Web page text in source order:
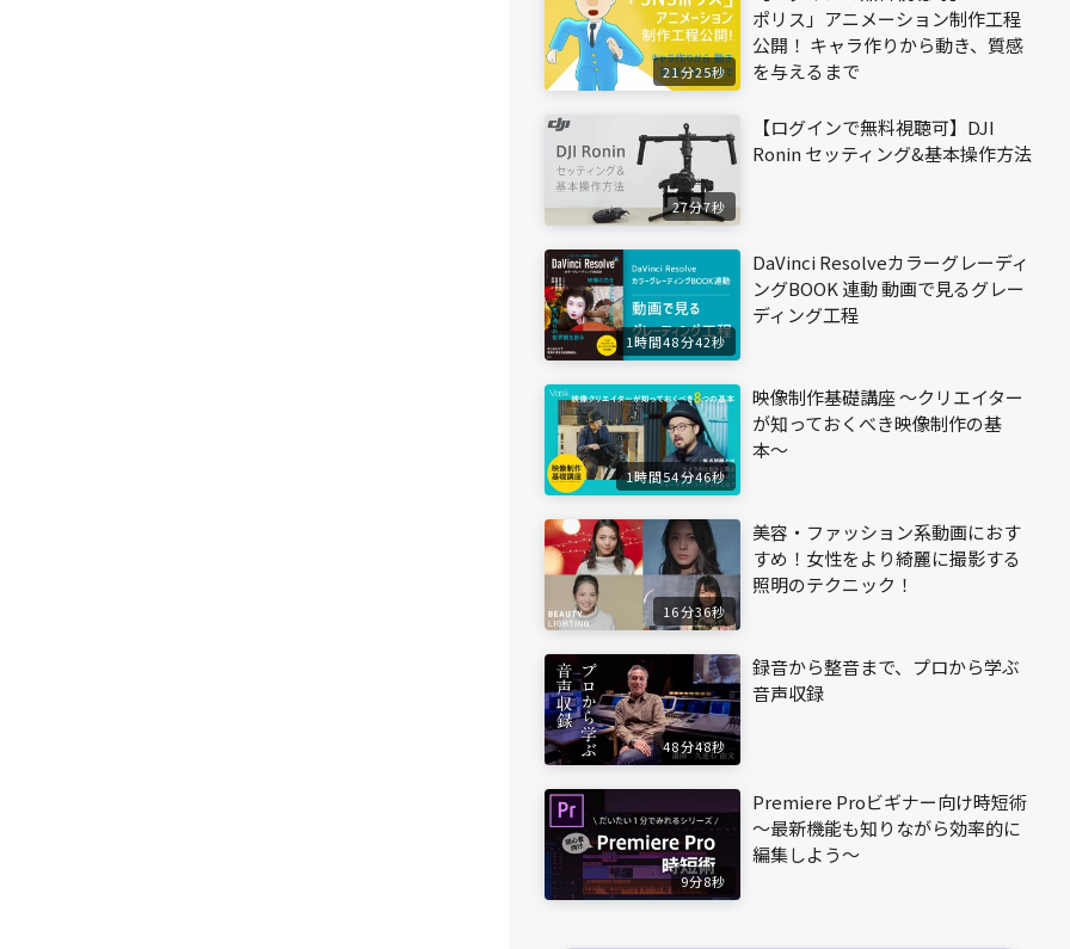
21分25秒
ポリス」アニメーション制作工程
公開！ キャラ作りから動き、質感
を与えるまで
27分7秒
【ログインで無料視聴可】DJI
Ronin セッティング&基本操作方法
1時間48分42秒
DaVinci Resolveカラーグレーディ
ングBOOK 連動 動画で見るグレー
ディング工程
1時間54分46秒
映像制作基礎講座 〜クリエイター
が知っておくべき映像制作の基
本〜
16分36秒
美容・ファッション系動画におす
すめ！女性をより綺麗に撮影する
照明のテクニック！
48分48秒
録音から整音まで、プロから学ぶ
音声収録
9分8秒
Premiere Proビギナー向け時短術
〜最新機能も知りながら効率的に
編集しよう〜